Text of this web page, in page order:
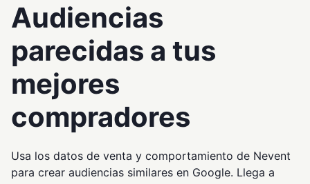
Audiencias
parecidas a tus
mejores
compradores
Usa los datos de venta y comportamiento de Nevent
para crear audiencias similares en Google. Llega a